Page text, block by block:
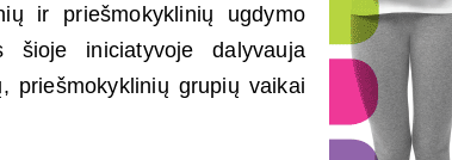
ir priešmokyklinių ugdymo
iniciatyvoje dalyvauja
priešmokyklinių grupių vaikai